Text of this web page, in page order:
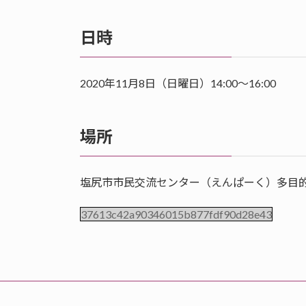
日時
2020年11月8日（日曜日）14:00～16:00
場所
塩尻市市民交流センター（えんぱーく）多目
37613c42a90346015b877fdf90d28e43